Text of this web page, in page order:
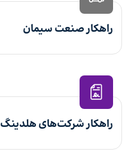
راهکار صنعت سیمان
راهکار شرکت‌های هلدینگ